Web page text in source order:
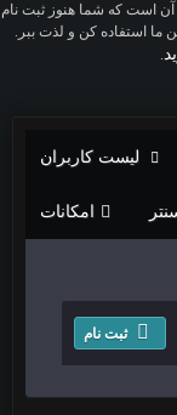
آن است که شما هنوز ثبت نام
ما استفاده کن و لذت ببر.
.
لیست کاربران
امکانات
ثبت نام